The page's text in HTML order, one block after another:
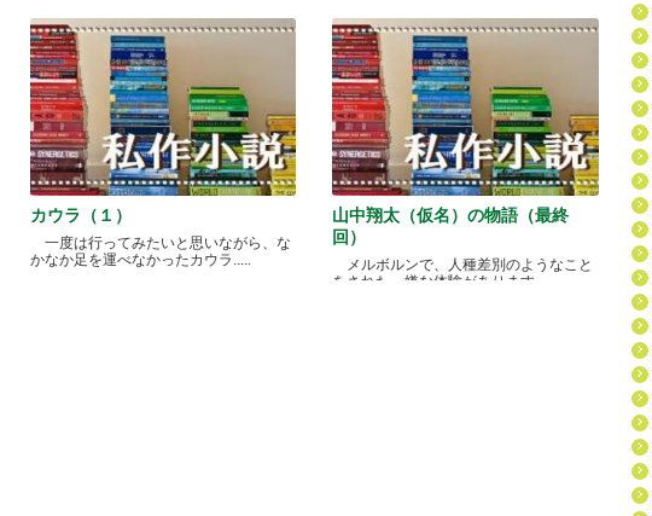
カウラ（１）
一度は行ってみたいと思いながら、な
かなか足を運べなかったカウラ.....
山中翔太（仮名）の物語（最終
回）
メルボルンで、人種差別のようなこと
をされた、嫌な体験があります.....